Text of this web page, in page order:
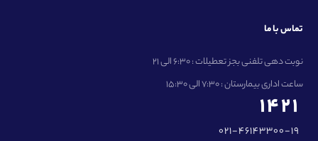
تماس با ما
نوبت دهی تلفنی بجز تعطیلات : 6:30 الی 21
ساعت اداری بیمارستان : 7:30 الی 15:30
1421
021-46143300-19